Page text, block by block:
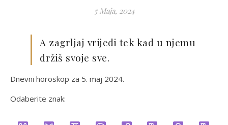
5 Maja, 2024
A zagrljaj vrijedi tek kad u njemu
držiš svoje sve.
Dnevni horoskop za 5. maj 2024.
Odaberite znak: